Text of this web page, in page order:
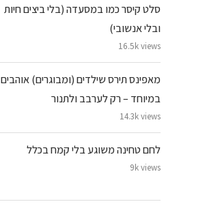
סלט קיסר כמו במסעדה (בלי ביצים חיות
ובלי אנשובי)
16.5k views
מאפינס תירס שילדים (ומבוגרים) אוהבים
במיוחד – רק לערבב ולתנור
14.3k views
לחם טחינה משוגע בלי קמח בכלל
9k views